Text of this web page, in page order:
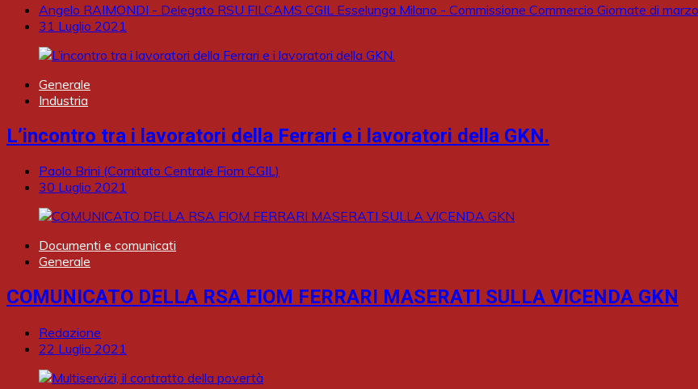
Angelo RAIMONDI - Delegato RSU FILCAMS CGIL Esselunga Milano - Commissione Commercio Giornate di marzo
31 Luglio 2021
Generale
Industria
L’incontro tra i lavoratori della Ferrari e i lavoratori della GKN.
Paolo Brini (Comitato Centrale Fiom CGIL)
30 Luglio 2021
Documenti e comunicati
Generale
COMUNICATO DELLA RSA FIOM FERRARI MASERATI SULLA VICENDA GKN
Redazione
22 Luglio 2021